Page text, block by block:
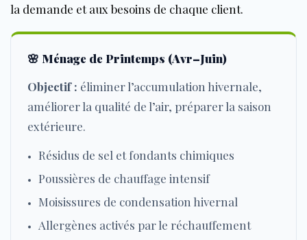
la demande et aux besoins de chaque client.
🌸 Ménage de Printemps (Avr–Juin)
Objectif : éliminer l’accumulation hivernale,
améliorer la qualité de l’air, préparer la saison
extérieure.
Résidus de sel et fondants chimiques
Poussières de chauffage intensif
Moisissures de condensation hivernal
Allergènes activés par le réchauffement